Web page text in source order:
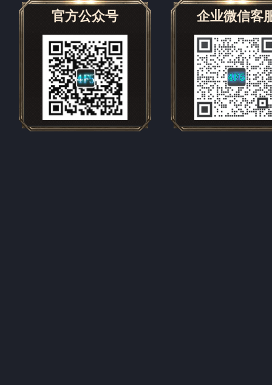
官方公众号 企业微信客